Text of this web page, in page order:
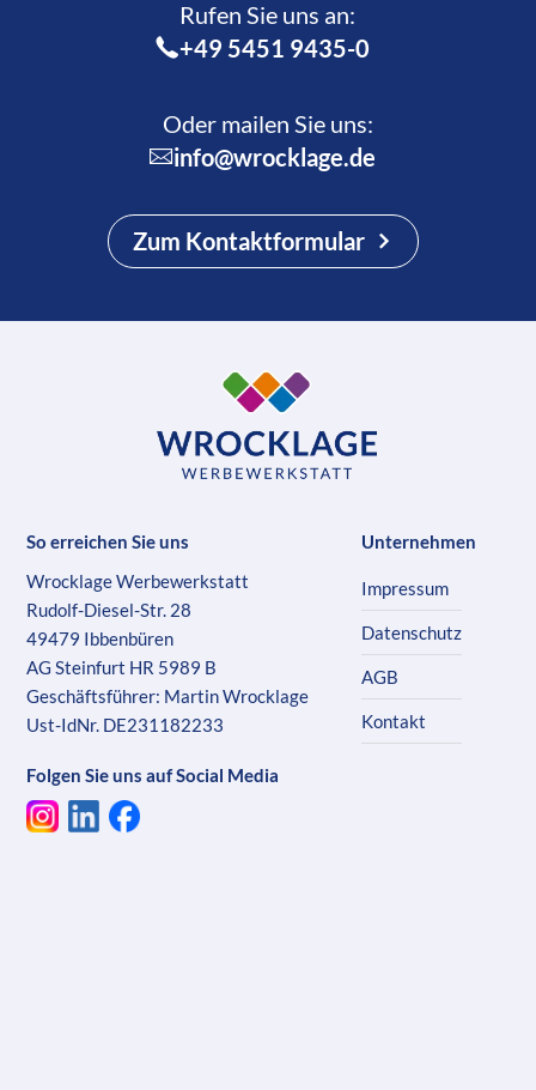
Rufen Sie uns an:­
+49 5451 9435-0
Oder mailen Sie uns:
info@wrocklage.de
Zum Kontaktformular
So erreichen Sie uns
Wrocklage Werbewerkstatt
Rudolf-Diesel-Str. 28
49479 Ibbenbüren
AG Steinfurt HR 5989 B
Geschäftsführer: Martin Wrocklage
Ust-IdNr. DE231182233
Folgen Sie uns auf Social Media
Unternehmen
Impressum
Datenschutz
AGB
Kontakt